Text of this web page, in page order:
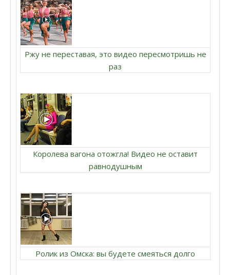
Ржу не переставая, это видео пересмотришь не
раз
Королева вагона отожгла! Видео не оставит
равнодушным
Ролик из Омска: вы будете смеяться долго